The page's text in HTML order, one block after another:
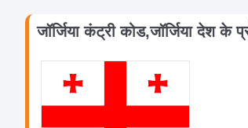
जॉर्जिया कंट्री कोड,जॉर्जिया देश के